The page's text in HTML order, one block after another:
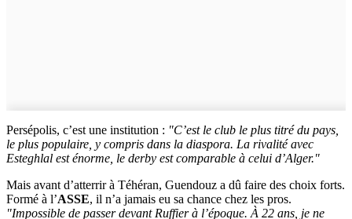
Persépolis, c’est une institution : "C’est le club le plus titré du pays,
le plus populaire, y compris dans la diaspora. La rivalité avec
Esteghlal est énorme, le derby est comparable à celui d’Alger."
Mais avant d’atterrir à Téhéran, Guendouz a dû faire des choix forts.
Formé à l’ASSE, il n’a jamais eu sa chance chez les pros.
"Impossible de passer devant Ruffier à l’époque. À 22 ans, je ne